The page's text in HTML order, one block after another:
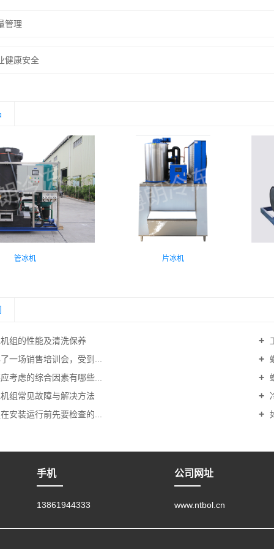
管理
健康安全
管冰机 片冰机
组的性能及清洗保养
一场销售培训会，受到...
考虑的综合因素有哪些...
组常见故障与解决方法
安装运行前先要检查的...
手机
13861944333
公司网址
www.ntbol.cn